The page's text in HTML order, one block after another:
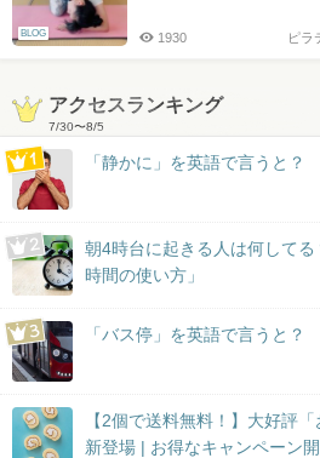
BLOG ピラ
1930
アクセスランキング
7/30〜8/5
「静かに」を英語で言うと？
朝4時台に起きる人は何して
時間の使い方」
「バス停」を英語で言うと？
【2個で送料無料！】大好評
新登場 | お得なキャンペーン